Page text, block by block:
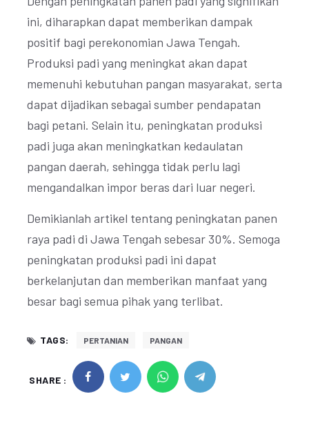
ini, diharapkan dapat memberikan dampak
positif bagi perekonomian Jawa Tengah.
Produksi padi yang meningkat akan dapat
memenuhi kebutuhan pangan masyarakat, serta
dapat dijadikan sebagai sumber pendapatan
bagi petani. Selain itu, peningkatan produksi
padi juga akan meningkatkan kedaulatan
pangan daerah, sehingga tidak perlu lagi
mengandalkan impor beras dari luar negeri.
Demikianlah artikel tentang peningkatan panen
raya padi di Jawa Tengah sebesar 30%. Semoga
peningkatan produksi padi ini dapat
berkelanjutan dan memberikan manfaat yang
besar bagi semua pihak yang terlibat.
TAGS: PERTANIAN PANGAN
SHARE :